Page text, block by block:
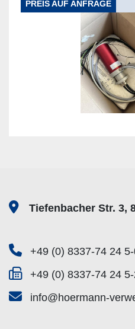
PREIS AUF ANFRAGE
Tiefenbacher Str. 3,
+49 (0) 8337-74 24
+49 (0) 8337-74 24
info@hoermann-